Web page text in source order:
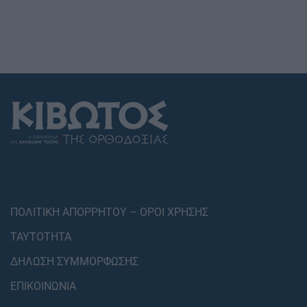
ΠΟΛΙΤΙΚΗ ΑΠΟΡΡΗΤΟΥ – ΟΡΟΙ ΧΡΗΣΗΣ
ΤΑΥΤΟΤΗΤΑ
ΔΗΛΩΣΗ ΣΥΜΜΟΡΦΩΣΗΣ
ΕΠΙΚΟΙΝΩΝΙΑ